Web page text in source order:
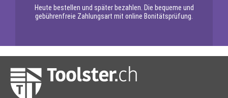
Heute bestellen und später bezahlen. Die bequeme und
gebührenfreie Zahlungsart mit online Bonitätsprüfung.